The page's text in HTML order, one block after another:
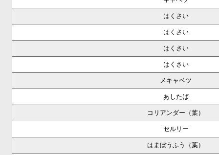
はくさい
はくさい
はくさい
はくさい
メキャベツ
あしたば
コリアンダー（葉）
セルリー
はまぼうふう（葉）